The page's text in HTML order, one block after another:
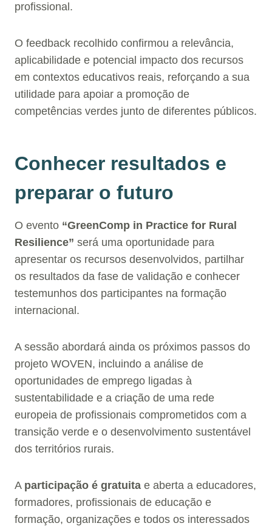
profissional.
O feedback recolhido confirmou a relevância,
aplicabilidade e potencial impacto dos recursos
em contextos educativos reais, reforçando a sua
utilidade para apoiar a promoção de
competências verdes junto de diferentes públicos.
Conhecer resultados e
preparar o futuro
O evento “GreenComp in Practice for Rural
Resilience” será uma oportunidade para
apresentar os recursos desenvolvidos, partilhar
os resultados da fase de validação e conhecer
testemunhos dos participantes na formação
internacional.
A sessão abordará ainda os próximos passos do
projeto WOVEN, incluindo a análise de
oportunidades de emprego ligadas à
sustentabilidade e a criação de uma rede
europeia de profissionais comprometidos com a
transição verde e o desenvolvimento sustentável
dos territórios rurais.
A participação é gratuita e aberta a educadores,
formadores, profissionais de educação e
formação, organizações e todos os interessados